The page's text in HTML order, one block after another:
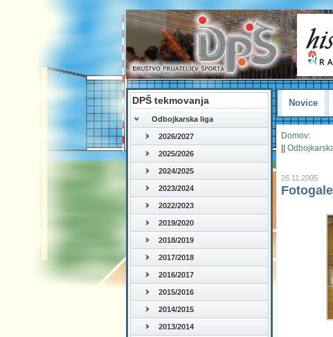
DPŠ tekmovanja
Odbojkarska liga
2026/2027
2025/2026
2024/2025
2023/2024
2022/2023
2019/2020
2018/2019
2017/2018
2016/2017
2015/2016
2014/2015
2013/2014
Novice
Domov:
26.11.2005